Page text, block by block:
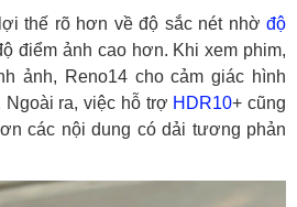
thế rõ hơn về độ sắc nét nhờ độ
điểm ảnh cao hơn. Khi xem phim,
ảnh, Reno14 cho cảm giác hình
ra, việc hỗ trợ HDR10+ cũng
các nội dung có dải tương phản